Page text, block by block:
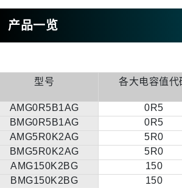
产品一览
型号 各大电容值代
AMG0R5B1AG
0R5
BMG0R5B1AG
0R5
AMG5R0K2AG
5R0
BMG5R0K2AG
5R0
AMG150K2BG
150
BMG150K2BG
150